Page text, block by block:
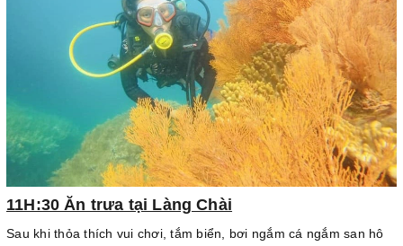
11H:30 Ăn trưa tại Làng Chài
Sau khi thỏa thích vui chơi, tắm biển, bơi ngắm cá ngắm san hô